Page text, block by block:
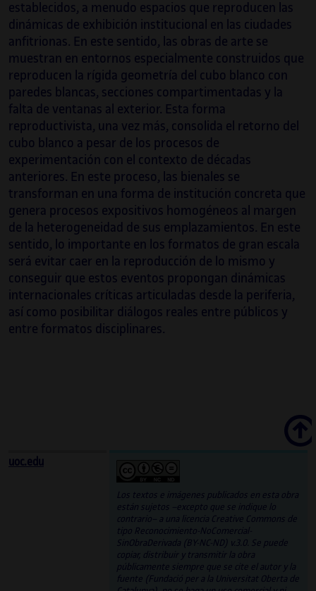
establecidos, a menudo espacios que reproducen las
dinámicas de exhibición institucional en las ciudades
anfitrionas. En este sentido, las obras de arte se
muestran en entornos especialmente construidos que
reproducen la rígida geometría del cubo blanco con
paredes blancas, secciones compartimentadas y la
falta de ventanas al exterior. Esta forma
reproductivista, una vez más, consolida el retorno del
cubo blanco a pesar de los procesos de
experimentación con el contexto de décadas
anteriores. En este proceso, las bienales se
transforman en una forma de institución concreta que
genera procesos expositivos homogéneos al margen
de la heterogeneidad de sus emplazamientos. En este
sentido, lo importante en los formatos de gran escala
será evitar caer en la reproducción de lo mismo y
conseguir que estos eventos propongan dinámicas
internacionales críticas articuladas desde la periferia,
así como posibilitar diálogos reales entre públicos y
entre formatos disciplinares.
Scroll
uoc.edu
Los textos e imágenes publicados en esta obra
están sujetos –excepto que se indique lo
contrario– a una licencia Creative Commons de
tipo Reconocimiento-NoComercial-
SinObraDerivada (BY-NC-ND) v.3.0. Se puede
copiar, distribuir y transmitir la obra
públicamente siempre que se cite el autor y la
fuente (Fundació per a la Universitat Oberta de